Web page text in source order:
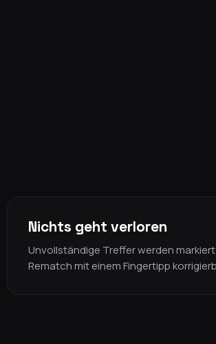
Nichts geht verloren
Unvollständige Treffer werden
Rematch mit einem Fingertipp